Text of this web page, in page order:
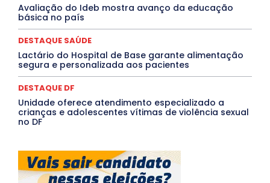
Mais
Avaliação do Ideb mostra avanço da educação
básica no país
DESTAQUE SAÚDE
Lactário do Hospital de Base garante alimentação
segura e personalizada aos pacientes
DESTAQUE DF
Unidade oferece atendimento especializado a
crianças e adolescentes vítimas de violência sexual
no DF